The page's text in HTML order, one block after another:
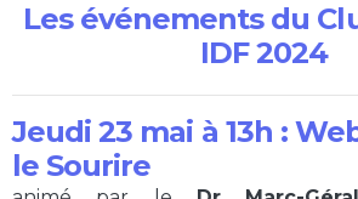
Les événements du
IDF 2024
Jeudi 23 mai à 13h :
le Sourire